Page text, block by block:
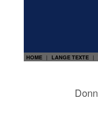
HOME | LANGE TEXTE |